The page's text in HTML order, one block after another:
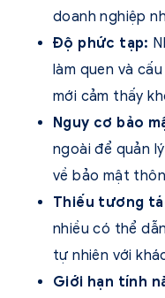
doanh nghiệp
Độ phức tạp:
làm quen và
mới cảm thấy
Nguy cơ bảo
ngoài để quản
về bảo mật
Thiếu tương
nhiều có thể
tự nhiên với
Giới hạn tính